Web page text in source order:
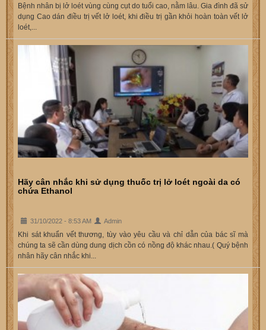
Bệnh nhân bị lở loét vùng cùng cụt do tuổi cao, nằm lâu. Gia đình đã sử
dụng Cao dán điều trị vết lở loét, khi điều trị gần khỏi hoàn toàn vết lở
loét,...
Hãy cân nhắc khi sử dụng thuốc trị lở loét ngoài da có
chứa Ethanol
31/10/2022 - 8:53 AM Admin
Khi sát khuẩn vết thương, tùy vào yêu cầu và chỉ dẫn của bác sĩ mà
chúng ta sẽ cần dùng dung dịch cồn có nồng độ khác nhau.( Quý bệnh
nhân hãy cân nhắc khi...